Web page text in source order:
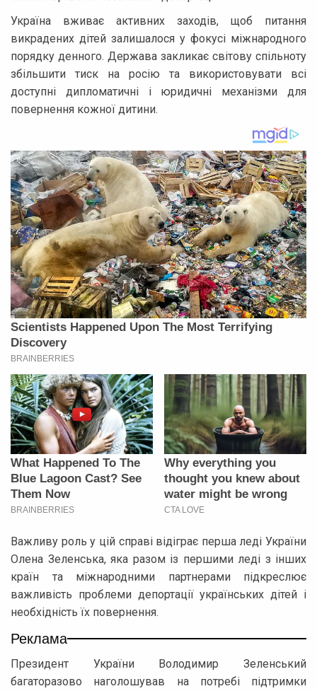
Україна вживає активних заходів, щоб питання
викрадених дітей залишалося у фокусі міжнародного
порядку денного. Держава закликає світову спільноту
збільшити тиск на росію та використовувати всі
доступні дипломатичні і юридичні механізми для
повернення кожної дитини.
Важливу роль у цій справі відіграє перша леді України
Олена Зеленська, яка разом із першими леді з інших
країн та міжнародними партнерами підкреслює
важливість проблеми депортації українських дітей і
необхідність їх повернення.
Реклама
Президент України Володимир Зеленський
багаторазово наголошував на потребі підтримки